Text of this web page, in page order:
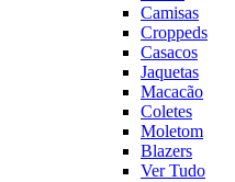
Camisas
Croppeds
Casacos
Jaquetas
Macacão
Coletes
Moletom
Blazers
Ver Tudo